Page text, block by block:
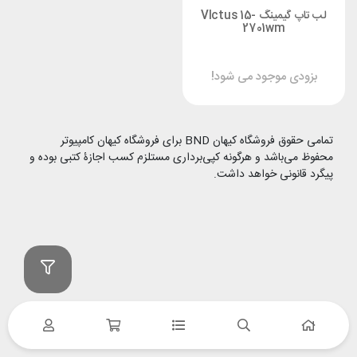
لب تاپ گیمینگ VIctus 15-
2701wm
بزودی موجود می شود!
تمامی حقوق فروشگاه کیهان BND برای فروشگاه کیهان کامپیوتر
محفوظ می‌باشد و هرگونه کپی‌برداری مستلزم کسب اجازۀ کتبی بوده و
پیگرد قانونی خواهد داشت.